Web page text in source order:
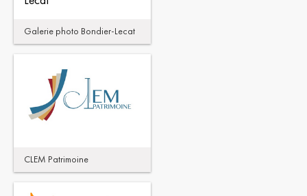
Galerie photo Bondier-Lecat
CLEM Patrimoine